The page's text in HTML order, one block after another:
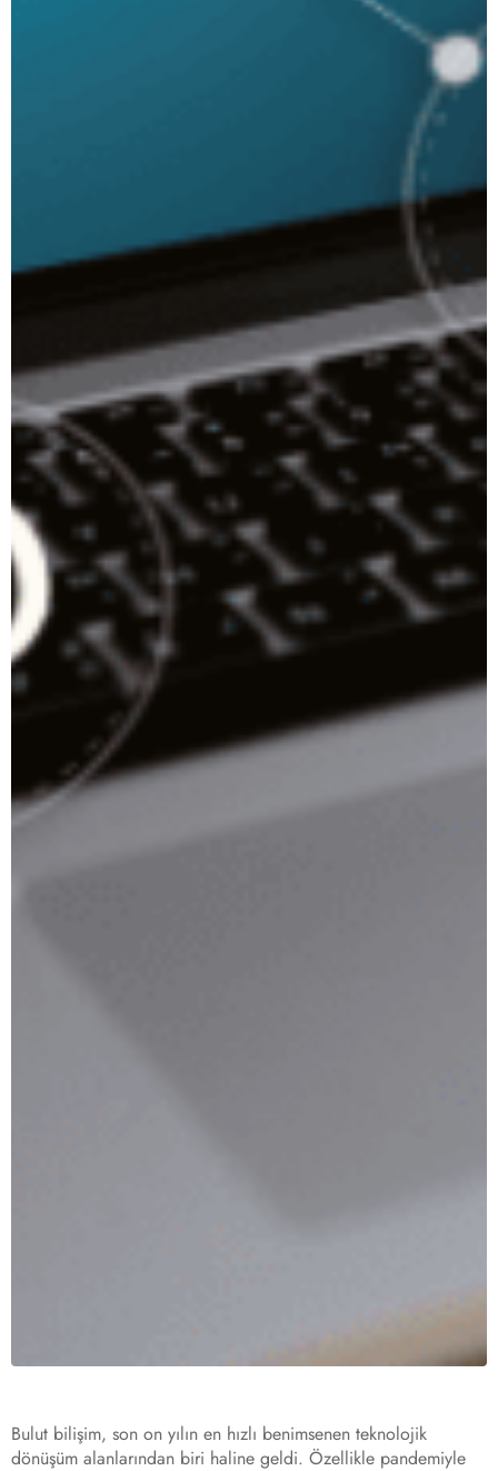
Bulut bilişim, son on yılın en hızlı benimsenen teknolojik
dönüşüm alanlarından biri haline geldi. Özellikle pandemiyle